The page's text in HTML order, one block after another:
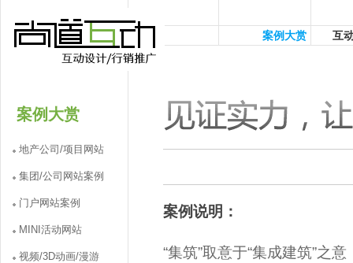
案例大赏
地产公司/项目网站
集团/公司网站案例
门户网站案例
MINI活动网站
视频/3D动画/漫游
案例大赏 互
案例说明：
“集筑”取意于“集成建筑”之